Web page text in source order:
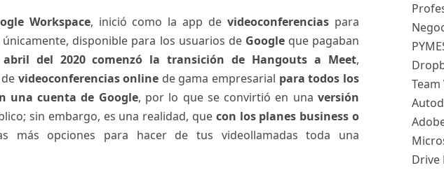
Workspace, inició como la app devideoconferencias para
disponible para los usuarios de Googleque pagaban
abril del 2020 comenzó la transición de Hangouts a Meet,
videoconferencias online de gama empresarial para todos los
una cuenta de Google, por lo que se convirtió en unaversión
sin embargo, es una realidad, que con los planes business o
más opciones para hacer de tus videollamadas toda una
Drive